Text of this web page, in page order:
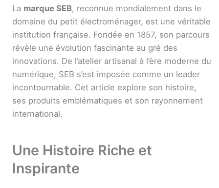
La marque SEB, reconnue mondialement dans le
domaine du petit électroménager, est une véritable
institution française. Fondée en 1857, son parcours
révèle une évolution fascinante au gré des
innovations. De l’atelier artisanal à l’ère moderne du
numérique, SEB s’est imposée comme un leader
incontournable. Cet article explore son histoire,
ses produits emblématiques et son rayonnement
international.
Une Histoire Riche et
Inspirante